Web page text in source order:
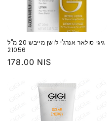
‏גיגי סולאר אנרג'י לושן מייבש 20 מ"ל
21056
מחיר
178.00 NIS